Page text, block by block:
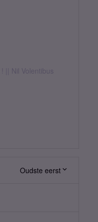
|| Nil Volentibus
Oudste eerst